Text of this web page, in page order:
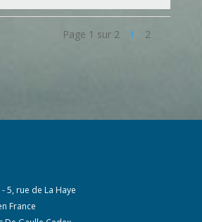
Page 1 sur 2 1 2
5, rue de La Haye
France